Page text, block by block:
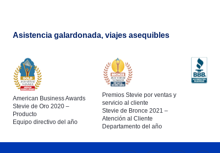
Asistencia galardonada, viajes asequibles
American Business Awards
Stevie de Oro 2020 –
Producto
Equipo directivo del año
Premios Stevie por ventas y
servicio al cliente
Stevie de Bronce 2021 –
Atención al Cliente
Departamento del año